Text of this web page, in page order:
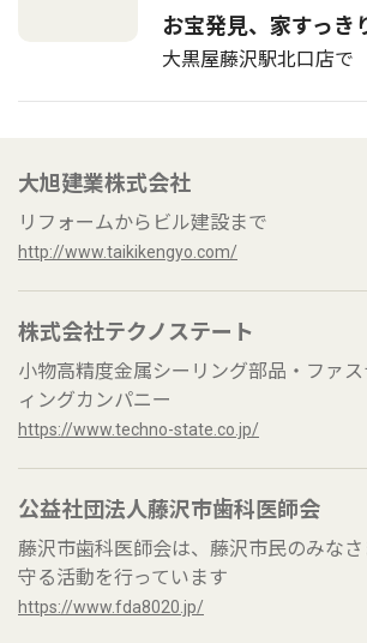
お宝発見、家すっき
大黒屋藤沢駅北口店で
大旭建業株式会社
リフォームからビル建設まで
http://www.taikikengyo.com/
株式会社テクノステート
小物高精度金属シーリング部品・ファ
ィングカンパニー
https://www.techno-state.co.jp/
公益社団法人藤沢市歯科医師会
藤沢市歯科医師会は、藤沢市民のみな
守る活動を行っています
https://www.fda8020.jp/